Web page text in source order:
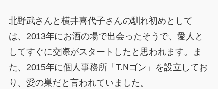
北野武さんと横井喜代子さんの馴れ初めとして
は、2013年にお酒の場で出会ったそうで、愛人と
してすぐに交際がスタートしたと思われます。ま
た、2015年に個人事務所「T.Nゴン」を設立してお
り、愛の巣だと言われていました。